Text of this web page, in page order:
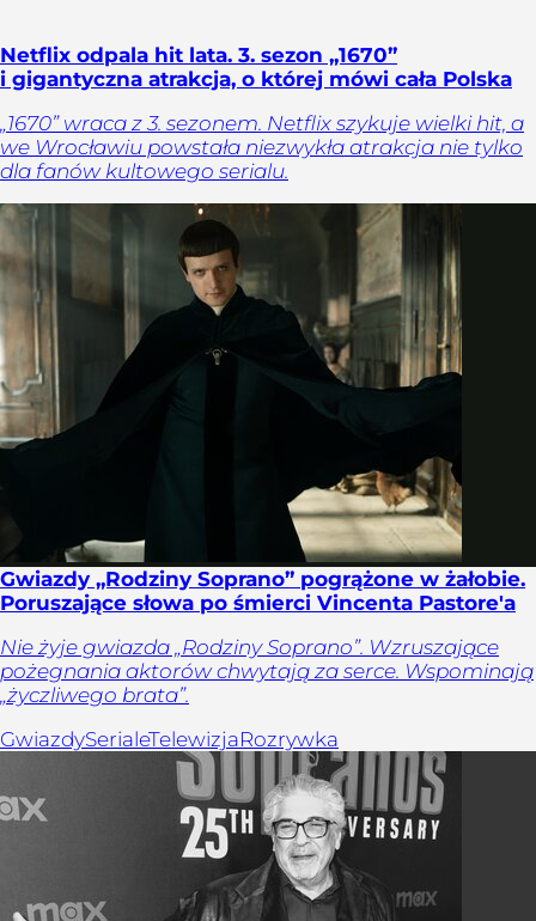
Netflix odpala hit lata. 3. sezon „1670”
i gigantyczna atrakcja, o której mówi cała Polska
„1670” wraca z 3. sezonem. Netflix szykuje wielki hit, a
we Wrocławiu powstała niezwykła atrakcja nie tylko
dla fanów kultowego serialu.
Gwiazdy „Rodziny Soprano” pogrążone w żałobie.
Poruszające słowa po śmierci Vincenta Pastore'a
Nie żyje gwiazda „Rodziny Soprano”. Wzruszające
pożegnania aktorów chwytają za serce. Wspominają
„życzliwego brata”.
GwiazdySerialeTelewizjaRozrywka